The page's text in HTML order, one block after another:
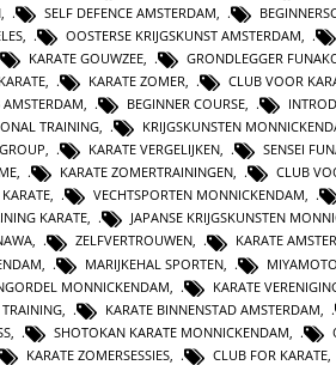
SELF DEFENCE AMSTERDAM
OOSTERSE KRIJGSKUNST AMSTERDAM
KARATE GOUWZEE GRONDLEGGER
, KARATE ZOMER, CLUB VOOR
, BEGINNER COURSE,
TRAINING, KRIJGSKUNSTEN
, KARATE VERGELIJKEN, SENSEI
, KARATE ZOMERTRAININGEN, CLUB
, VECHTSPORTEN MONNICKENDAM,
KARATE, JAPANSE KRIJGSKUNSTEN
, ZELFVERTROUWEN, KARATE
MARIJKEHAL SPORTEN
MONNICKENDAM KARATE
KARATE BINNENSTAD AMSTERDAM
SHOTOKAN KARATE MONNICKENDAM
KARATE ZOMERSESSIES CLUB FOR KARATE